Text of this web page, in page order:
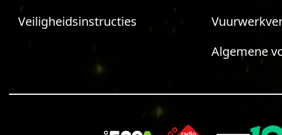
Veiligheidsinstructies
Algemene